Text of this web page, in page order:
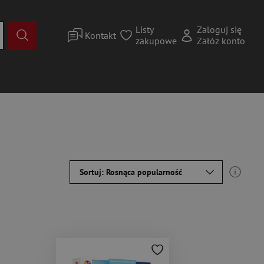
Kontakt
Listy
zakupowe
Zaloguj się
Załóż konto
Sortuj: Rosnąca popularność